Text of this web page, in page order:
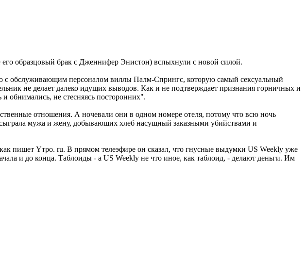
образцовый брак с Дженнифер Энистон) вспыхнули с новой силой.
с обслуживающим персоналом виллы Палм-Спрингс, которую самый сексуальный
не делает далеко идущих выводов. Как и не подтверждает признания горничных и
обнимались, не стесняясь посторонних".
отношения. А ночевали они в одном номере отеля, потому что всю ночь
мужа и жену, добывающих хлеб насущный заказными убийствами и
пишет Yтро. ru. В прямом телеэфире он сказал, что гнусные выдумки US Weekly уже
и до конца. Таблоиды - а US Weekly не что иное, как таблоид, - делают деньги. Им